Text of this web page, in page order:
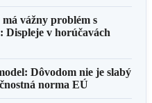
vážny problém s
v horúčavách
Dôvodom nie je slabý
norma EÚ